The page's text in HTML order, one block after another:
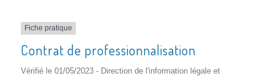
Fiche pratique
Contrat de professionnalisation
Vérifié le 01/05/2023 - Direction de l'information légale et